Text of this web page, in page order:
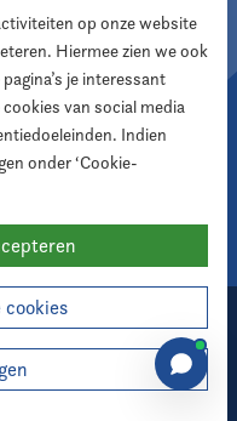
voor Raadsleden
op onze website
Hiermee zien we ook
je interessant
van social media
Indien
onder ‘Cookie-
cookies